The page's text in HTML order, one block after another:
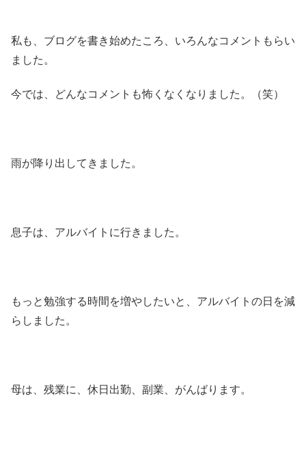
私も、ブログを書き始めたころ、いろんなコメントもらい
ました。
今では、どんなコメントも怖くなくなりました。（笑）
雨が降り出してきました。
息子は、アルバイトに行きました。
もっと勉強する時間を増やしたいと、アルバイトの日を減
らしました。
母は、残業に、休日出勤、副業、がんばります。